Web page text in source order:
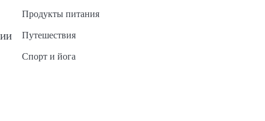
Продукты питания
Путешествия
Спорт и йога